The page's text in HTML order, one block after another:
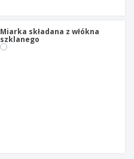
Miarka składana z włókna
szklanego